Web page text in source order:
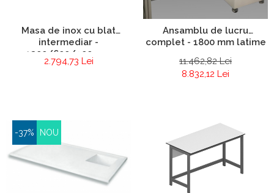
Masa de inox cu blat
intermediar -
1200/600/900 mm
2.794,73 Lei
Ansamblu de lucru
complet - 1800 mm latime
11.462,82 Lei
8.832,12 Lei
-37% NOU